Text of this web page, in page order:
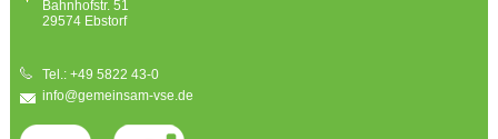
Bahnhofstr. 51
29574 Ebstorf
Tel.: +49 5822 43-0
info@gemeinsam-vse.de